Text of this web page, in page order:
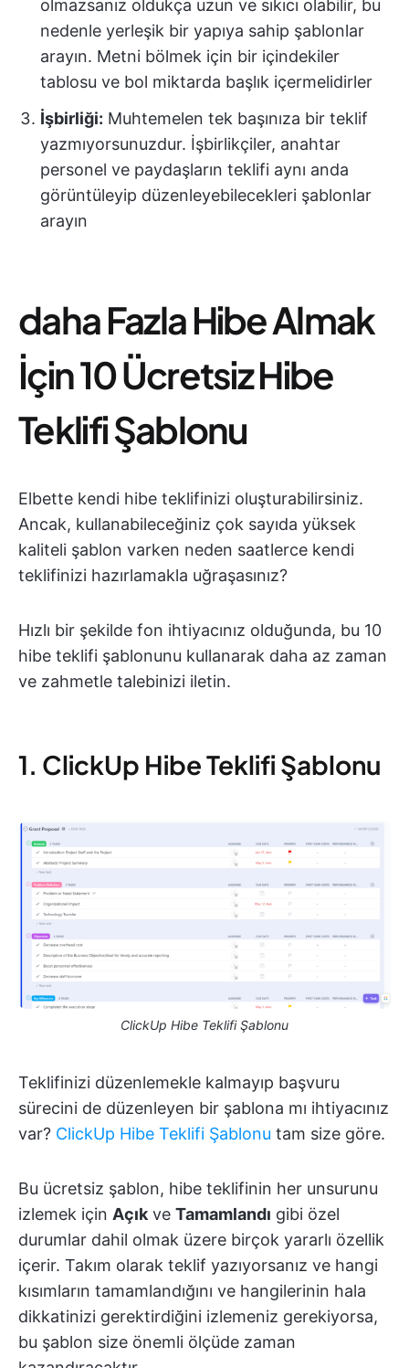
olmazsanız oldukça uzun ve sıkıcı olabilir, bu
nedenle yerleşik bir yapıya sahip şablonlar
arayın. Metni bölmek için bir içindekiler
tablosu ve bol miktarda başlık içermelidirler
İşbirliği: Muhtemelen tek başınıza bir teklif
yazmıyorsunuzdur. İşbirlikçiler, anahtar
personel ve paydaşların teklifi aynı anda
görüntüleyip düzenleyebilecekleri şablonlar
arayın
daha Fazla Hibe Almak
İçin 10 Ücretsiz Hibe
Teklifi Şablonu
Elbette kendi hibe teklifinizi oluşturabilirsiniz.
Ancak, kullanabileceğiniz çok sayıda yüksek
kaliteli şablon varken neden saatlerce kendi
teklifinizi hazırlamakla uğraşasınız?
Hızlı bir şekilde fon ihtiyacınız olduğunda, bu 10
hibe teklifi şablonunu kullanarak daha az zaman
ve zahmetle talebinizi iletin.
1. ClickUp Hibe Teklifi Şablonu
ClickUp Hibe Teklifi Şablonu
Teklifinizi düzenlemekle kalmayıp başvuru
sürecini de düzenleyen bir şablona mı ihtiyacınız
var? ClickUp Hibe Teklifi Şablonu tam size göre.
Bu ücretsiz şablon, hibe teklifinin her unsurunu
izlemek için Açıkve Tamamlandı gibi özel
durumlar dahil olmak üzere birçok yararlı özellik
içerir. Takım olarak teklif yazıyorsanız ve hangi
kısımların tamamlandığını ve hangilerinin hala
dikkatinizi gerektirdiğini izlemeniz gerekiyorsa,
bu şablon size önemli ölçüde zaman